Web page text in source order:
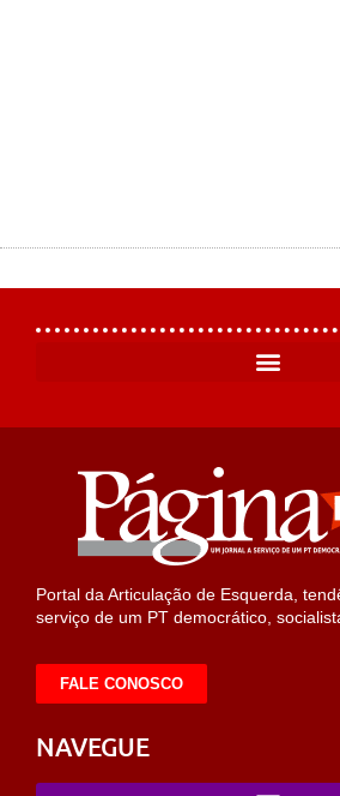
Portal da Articulação de Esquerda,
serviço de um PT democrático,
FALE CONOSCO
NAVEGUE